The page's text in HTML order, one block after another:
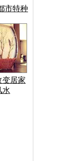
市特种
变居家
水